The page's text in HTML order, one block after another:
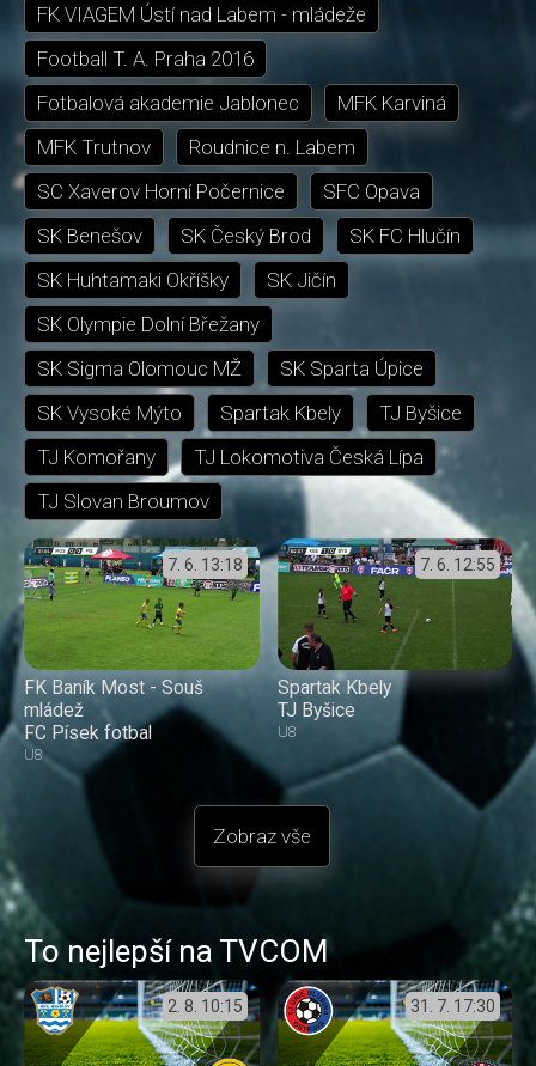
FK VIAGEM Ústí nad Labem - mládeže
Football T. A. Praha 2016
Fotbalová akademie Jablonec
MFK Karviná
MFK Trutnov
Roudnice n. Labem
SC Xaverov Horní Počernice
SFC Opava
SK Benešov
SK Český Brod
SK FC Hlučín
SK Huhtamaki Okříšky
SK Jičín
SK Olympie Dolní Břežany
SK Sigma Olomouc MŽ
SK Sparta Úpice
SK Vysoké Mýto
Spartak Kbely
TJ Byšice
TJ Komořany
TJ Lokomotiva Česká Lípa
TJ Slovan Broumov
7. 6. 13:18
FK Baník Most - Souš
mládež
FC Písek fotbal
U8
7. 6. 12:55
Spartak Kbely
TJ Byšice
U8
Zobraz vše
To nejlepší na TVCOM
2. 8. 10:15 31. 7. 17:30